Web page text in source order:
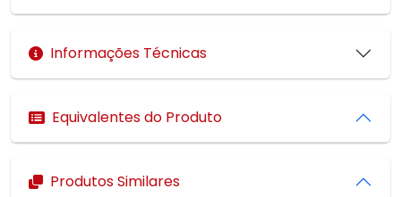
Informações Técnicas
Equivalentes do Produto
Produtos Similares